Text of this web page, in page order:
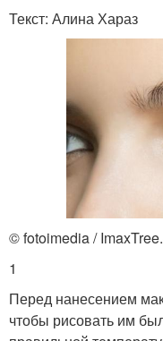
Текст: Алина Хараз
© fotoimedia /
1
Перед нанесением
чтобы рисовать им